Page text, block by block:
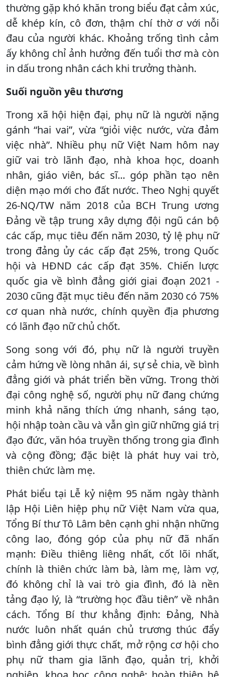
thường gặp khó khăn trong biểu đạt cảm xúc,
dễ khép kín, cô đơn, thậm chí thờ ơ với nỗi
đau của người khác. Khoảng trống tình cảm
ấy không chỉ ảnh hưởng đến tuổi thơ mà còn
in dấu trong nhân cách khi trưởng thành.
Suối nguồn yêu thương
Trong xã hội hiện đại, phụ nữ là người nặng
gánh “hai vai”, vừa “giỏi việc nước, vừa đảm
việc nhà”. Nhiều phụ nữ Việt Nam hôm nay
giữ vai trò lãnh đạo, nhà khoa học, doanh
nhân, giáo viên, bác sĩ... góp phần tạo nên
diện mạo mới cho đất nước. Theo Nghị quyết
26-NQ/TW năm 2018 của BCH Trung ương
Đảng về tập trung xây dựng đội ngũ cán bộ
các cấp, mục tiêu đến năm 2030, tỷ lệ phụ nữ
trong đảng ủy các cấp đạt 25%, trong Quốc
hội và HĐND các cấp đạt 35%. Chiến lược
quốc gia về bình đẳng giới giai đoạn 2021 -
2030 cũng đặt mục tiêu đến năm 2030 có 75%
cơ quan nhà nước, chính quyền địa phương
có lãnh đạo nữ chủ chốt.
Song song với đó, phụ nữ là người truyền
cảm hứng về lòng nhân ái, sự sẻ chia, về bình
đẳng giới và phát triển bền vững. Trong thời
đại công nghệ số, người phụ nữ đang chứng
minh khả năng thích ứng nhanh, sáng tạo,
hội nhập toàn cầu và vẫn gìn giữ những giá trị
đạo đức, văn hóa truyền thống trong gia đình
và cộng đồng; đặc biệt là phát huy vai trò,
thiên chức làm mẹ.
Phát biểu tại Lễ kỷ niệm 95 năm ngày thành
lập Hội Liên hiệp phụ nữ Việt Nam vừa qua,
Tổng Bí thư Tô Lâm bên cạnh ghi nhận những
công lao, đóng góp của phụ nữ đã nhấn
mạnh: Điều thiêng liêng nhất, cốt lõi nhất,
chính là thiên chức làm bà, làm mẹ, làm vợ,
đó không chỉ là vai trò gia đình, đó là nền
tảng đạo lý, là “trường học đầu tiên” về nhân
cách. Tổng Bí thư khẳng định: Đảng, Nhà
nước luôn nhất quán chủ trương thúc đẩy
bình đẳng giới thực chất, mở rộng cơ hội cho
phụ nữ tham gia lãnh đạo, quản trị, khởi